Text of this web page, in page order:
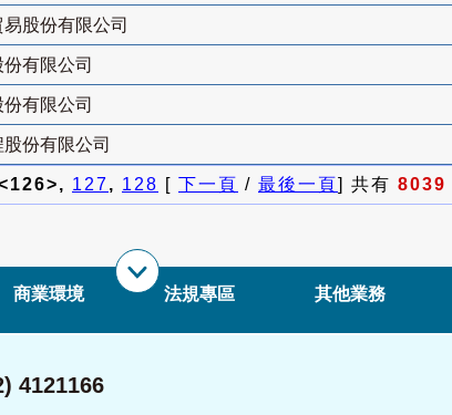
股份有限公司
有限公司
有限公司
份有限公司
127, 128 [ 下一頁 / 最後一頁] 共有 8039
商業環境 法規專區 其他業務
4121166